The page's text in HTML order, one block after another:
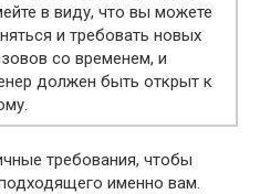
в виду, что вы можете
и требовать новых
со временем, и
должен быть открыт к
требования, чтобы
именно вам.